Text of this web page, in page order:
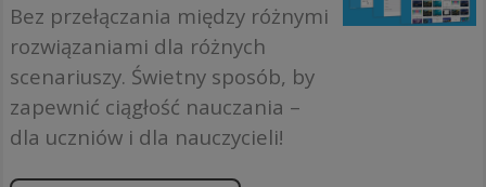
Bez przełączania między różnymi
rozwiązaniami dla różnych
scenariuszy. Świetny sposób, by
zapewnić ciągłość nauczania –
dla uczniów i dla nauczycieli!